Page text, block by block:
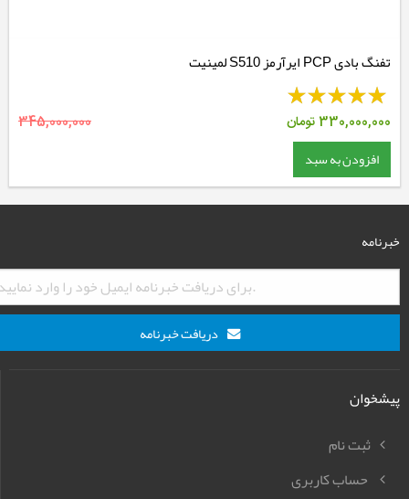
تفنگ بادی PCP ایرآرمز S510 لمینیت
330,000,000تومان 345,000,000
افزودن به سبد
خبرنامه
دریافت خبرنامه
پیشخوان
ثبت نام
حساب کاربری